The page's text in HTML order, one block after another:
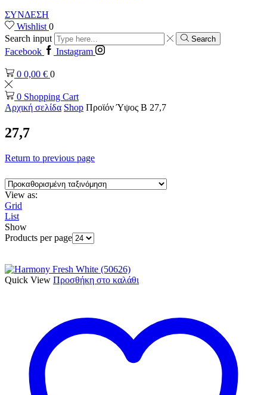
ΣΥΝΔΕΣΗ
Wishlist 0
Search input
Search
Facebook Instagram
0 0,00 € 0
0 Shopping Cart
Αρχική σελίδα Shop Προϊόν Ύψος B 27,7
27,7
Return to previous page
View as:
Grid
List
Show
Products per page
Quick View Προσθήκη στο καλάθι